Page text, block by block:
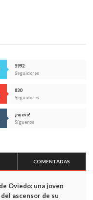
5992
Seguidores
830
Seguidores
¡nuevo!
Síguenos
COMENTADAS
Oviedo: una joven
ascensor de su